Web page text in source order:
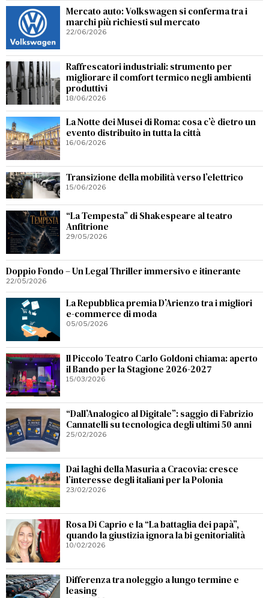
Mercato auto: Volkswagen si conferma tra i
marchi più richiesti sul mercato
22/06/2026
Raffrescatori industriali: strumento per
migliorare il comfort termico negli ambienti
produttivi
18/06/2026
La Notte dei Musei di Roma: cosa c’è dietro un
evento distribuito in tutta la città
16/06/2026
Transizione della mobilità verso l’elettrico
15/06/2026
“La Tempesta” di Shakespeare al teatro
Anfitrione
29/05/2026
Doppio Fondo – Un Legal Thriller immersivo e itinerante
22/05/2026
La Repubblica premia D’Arienzo tra i migliori
e-commerce di moda
05/05/2026
Il Piccolo Teatro Carlo Goldoni chiama: aperto
il Bando per la Stagione 2026-2027
15/03/2026
“Dall’Analogico al Digitale”: saggio di Fabrizio
Cannatelli su tecnologica degli ultimi 50 anni
25/02/2026
Dai laghi della Masuria a Cracovia: cresce
l’interesse degli italiani per la Polonia
23/02/2026
Rosa Di Caprio e la “La battaglia dei papà”,
quando la giustizia ignora la bi genitorialità
10/02/2026
Differenza tra noleggio a lungo termine e
leasing